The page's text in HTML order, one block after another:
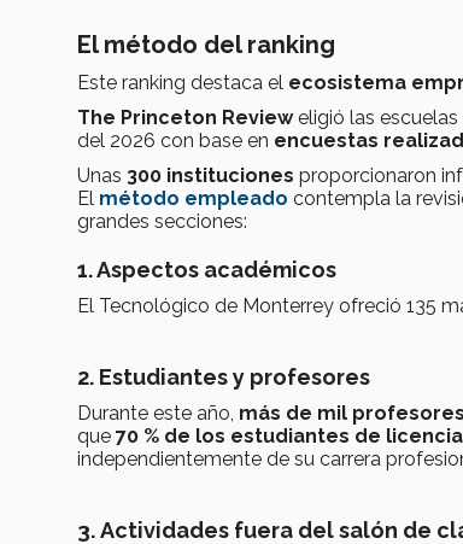
El método del ranking
Este ranking destaca el ecosistema
The Princeton Revieweligió las
del 2026 con base en encuestas
Unas 300 instituciones proporcionaron
El método empleado contempla la
grandes secciones:
1. Aspectos académicos
El Tecnológico de Monterrey ofreció 135
2. Estudiantes y profesores
Durante este año, más de mil profesores
que 70 % de los estudiantes de
independientemente de su carrera
3. Actividades fuera del salón de